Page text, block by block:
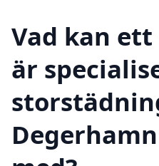
Vad kan
är